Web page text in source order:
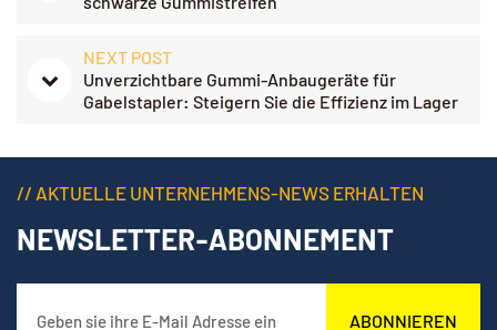
NEXT POST
Unverzichtbare Gummi-Anbaugeräte für
Gabelstapler: Steigern Sie die Effizienz im Lager
// AKTUELLE UNTERNEHMENS-NEWS ERHALTEN
NEWSLETTER-ABONNEMENT
ABONNIEREN